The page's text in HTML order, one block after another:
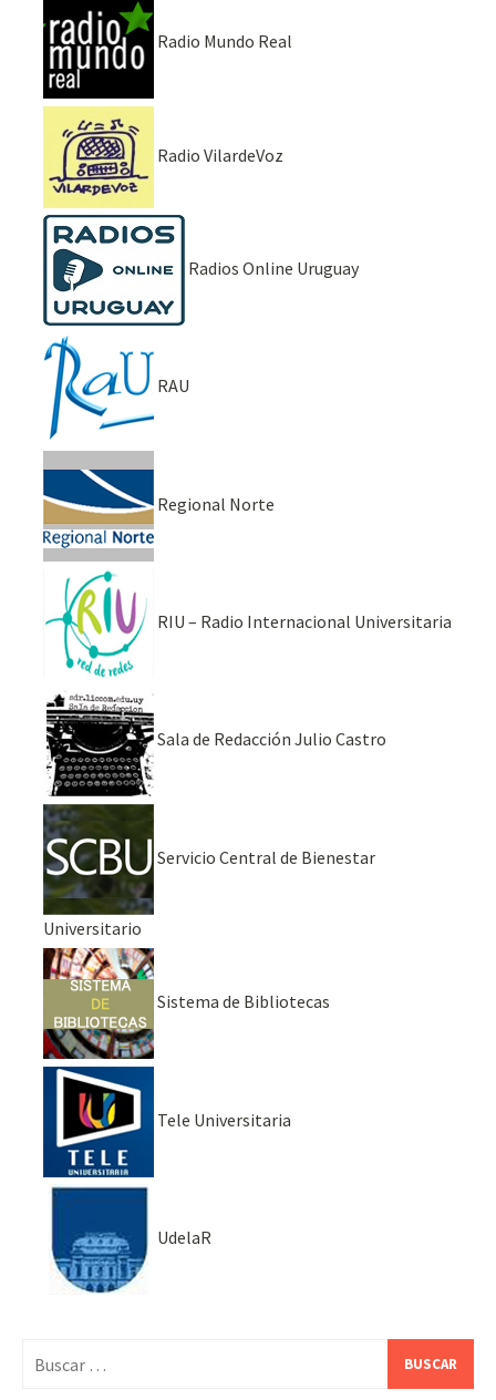
Radio Mundo Real
Radio VilardeVoz
Radios Online Uruguay
RAU
Regional Norte
RIU – Radio Internacional Universitaria
Sala de Redacción Julio Castro
Servicio Central de Bienestar
Universitario
Sistema de Bibliotecas
Tele Universitaria
UdelaR